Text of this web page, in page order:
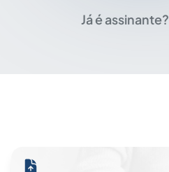
Já é assinante?